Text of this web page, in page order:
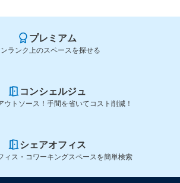
プレミアム
ランク上のスペースを探せる
コンシェルジュ
ウトソース！手間を省いてコスト削減！
シェアオフィス
ィス・コワーキングスペースを簡単検索